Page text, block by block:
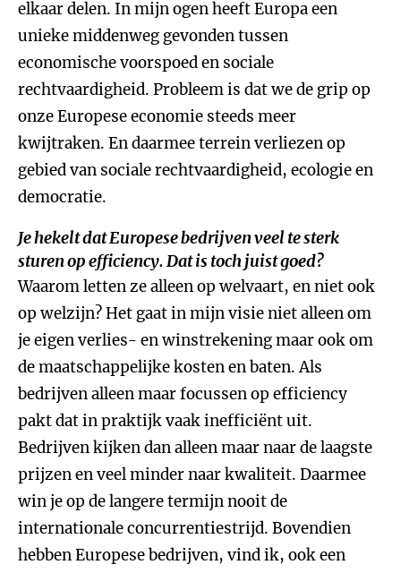
elkaar delen. In mijn ogen heeft Europa een
unieke middenweg gevonden tussen
economische voorspoed en sociale
rechtvaardigheid. Probleem is dat we de grip op
onze Europese economie steeds meer
kwijtraken. En daarmee terrein verliezen op
gebied van sociale rechtvaardigheid, ecologie en
democratie.
Je hekelt dat Europese bedrijven veel te sterk
sturen op efficiency. Dat is toch juist goed?
Waarom letten ze alleen op welvaart, en niet ook
op welzijn? Het gaat in mijn visie niet alleen om
je eigen verlies- en winstrekening maar ook om
de maatschappelijke kosten en baten. Als
bedrijven alleen maar focussen op efficiency
pakt dat in praktijk vaak inefficiënt uit.
Bedrijven kijken dan alleen maar naar de laagste
prijzen en veel minder naar kwaliteit. Daarmee
win je op de langere termijn nooit de
internationale concurrentiestrijd. Bovendien
hebben Europese bedrijven, vind ik, ook een